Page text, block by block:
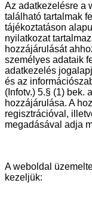
Az adatkezelésre a
található tartalmak
tájékoztatáson
nyilatkozat
hozzájárulását
személyes adataik
adatkezelés
és az
(Infotv.) 5.§ (1) bek.
hozzájárulása. A
regisztrációval,
megadásával adja
A weboldal
kezeljük: